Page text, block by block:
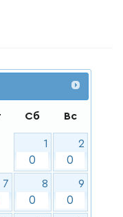
Сб Вс
1
0
2
0
7 8
0
9
0